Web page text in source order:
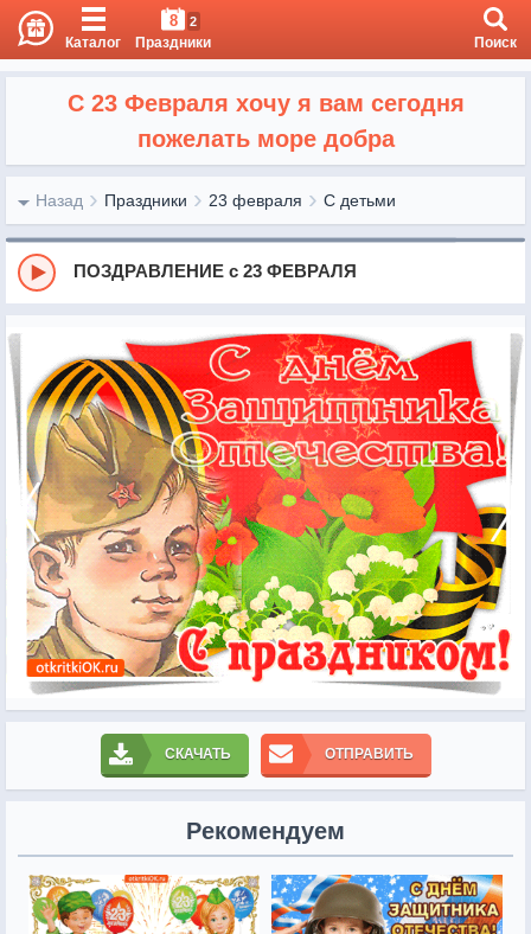
Каталог
8 2
Праздники Поиск
С 23 Февраля хочу я вам сегодня
пожелать море добра
Назад Праздники 23 февраля С детьми
ПОЗДРАВЛЕНИЕ с 23 ФЕВРАЛЯ
СКАЧАТЬ ОТПРАВИТЬ
Рекомендуем